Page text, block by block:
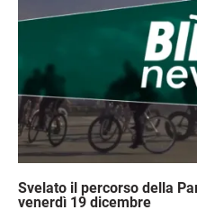
Svelato il percorso della
venerdì 19 dicembre